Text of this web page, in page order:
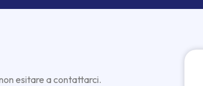
esitare a contattarci.